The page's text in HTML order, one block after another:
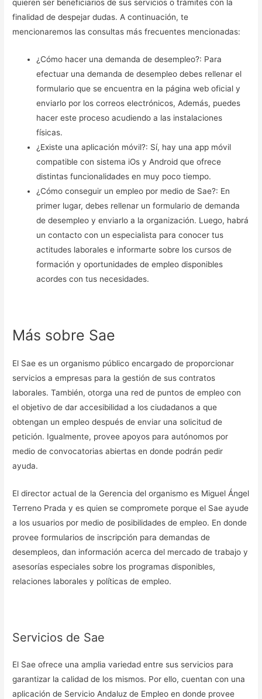
quieren ser beneficiarios de sus servicios o trámites con la
finalidad de despejar dudas. A continuación, te
mencionaremos las consultas más frecuentes mencionadas:
¿Cómo hacer una demanda de desempleo?: Para
efectuar una demanda de desempleo debes rellenar el
formulario que se encuentra en la página web oficial y
enviarlo por los correos electrónicos, Además, puedes
hacer este proceso acudiendo a las instalaciones
físicas.
¿Existe una aplicación móvil?: Sí, hay una app móvil
compatible con sistema iOs y Android que ofrece
distintas funcionalidades en muy poco tiempo.
¿Cómo conseguir un empleo por medio de Sae?: En
primer lugar, debes rellenar un formulario de demanda
de desempleo y enviarlo a la organización. Luego, habrá
un contacto con un especialista para conocer tus
actitudes laborales e informarte sobre los cursos de
formación y oportunidades de empleo disponibles
acordes con tus necesidades.
Más sobre Sae
El Sae es un organismo público encargado de proporcionar
servicios a empresas para la gestión de sus contratos
laborales. También, otorga una red de puntos de empleo con
el objetivo de dar accesibilidad a los ciudadanos a que
obtengan un empleo después de enviar una solicitud de
petición. Igualmente, provee apoyos para autónomos por
medio de convocatorias abiertas en donde podrán pedir
ayuda.
El director actual de la Gerencia del organismo es Miguel Ángel
Terreno Prada y es quien se compromete porque el Sae ayude
a los usuarios por medio de posibilidades de empleo. En donde
provee formularios de inscripción para demandas de
desempleos, dan información acerca del mercado de trabajo y
asesorías especiales sobre los programas disponibles,
relaciones laborales y políticas de empleo.
Servicios de Sae
El Sae ofrece una amplia variedad entre sus servicios para
garantizar la calidad de los mismos. Por ello, cuentan con una
aplicación de Servicio Andaluz de Empleo en donde provee